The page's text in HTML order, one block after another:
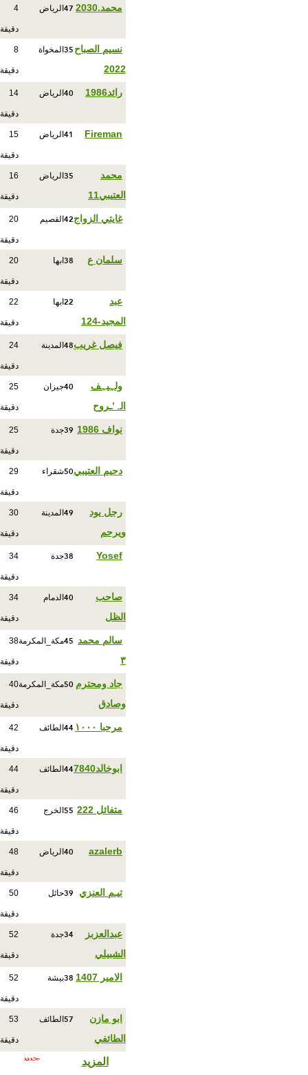
محمد.2030 47 الرياض 4
دقيقة
نسيم الصباح
2022
35 المخواة 8
دقيقة
رائد1986 40 الرياض 14
دقيقة
Fireman
41 الرياض 15
دقيقة
محمد
العتيبي11
35 الرياض 16
دقيقة
غايتي الزواج42 القصيم 20
دقيقة
سلمان ع 38 ابها 20
دقيقة
عبد
المجيد-124
22 ابها 22
دقيقة
فيصل غريب48 المدينة 24
دقيقة
ولہيہف
الہ’ـروح
40جيزان 25
دقيقة
نواف 1986 39جدة 25
دقيقة
دحيم العتيبي50شقراء 29
دقيقة
رجل يود
ويرحم
49 المدينة 30
دقيقة
Yosef
38جدة 34
دقيقة
صاحب
الظل
40 الدمام 34
دقيقة
سالم محمد
٣
45مكة_المكرمة38
دقيقة
جاد ومحترم
وصادق
50مكة_المكرمة40
دقيقة
مرحبا ١٠٠٠ 44 الطائف 42
دقيقة
ابوخالد7840 44 الطائف 44
دقيقة
متفائل 222 55 الخرج 46
دقيقة
azalerb
40 الرياض 48
دقيقة
تيـم العنزي 39حائل 50
دقيقة
عبدالعزبز
الشبيلي
34جدة 52
دقيقة
الامير 1407 38بيشة 52
دقيقة
ابو مازن
الطائفي
57 الطائف 53
دقيقة
المزيد